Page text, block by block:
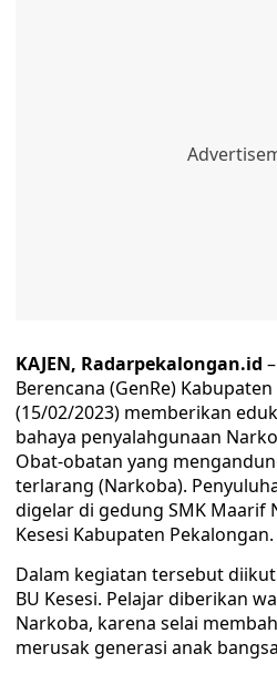
KAJEN, Radarpekalongan.id
Berencana (GenRe)
(15/02/2023) memberikan
bahaya penyalahgunaan
Obat-obatan yang
terlarang (Narkoba).
digelar di gedung SMK Maarif
Kesesi Kabupaten Pekalongan.
Dalam kegiatan tersebut
BU Kesesi. Pelajar diberikan
Narkoba, karena selai
merusak generasi anak